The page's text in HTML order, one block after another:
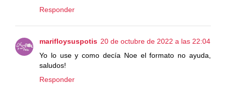
Responder
marifloysuspotis 20 de octubre de 2022 a las 22:04
Yo lo use y como decía Noe el formato no ayuda,
saludos!
Responder